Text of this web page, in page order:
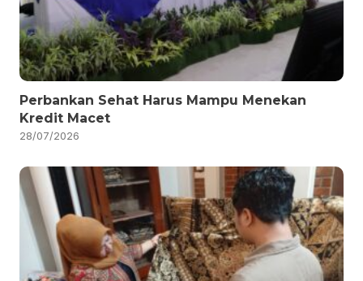
Perbankan Sehat Harus Mampu Menekan
Kredit Macet
28/07/2026